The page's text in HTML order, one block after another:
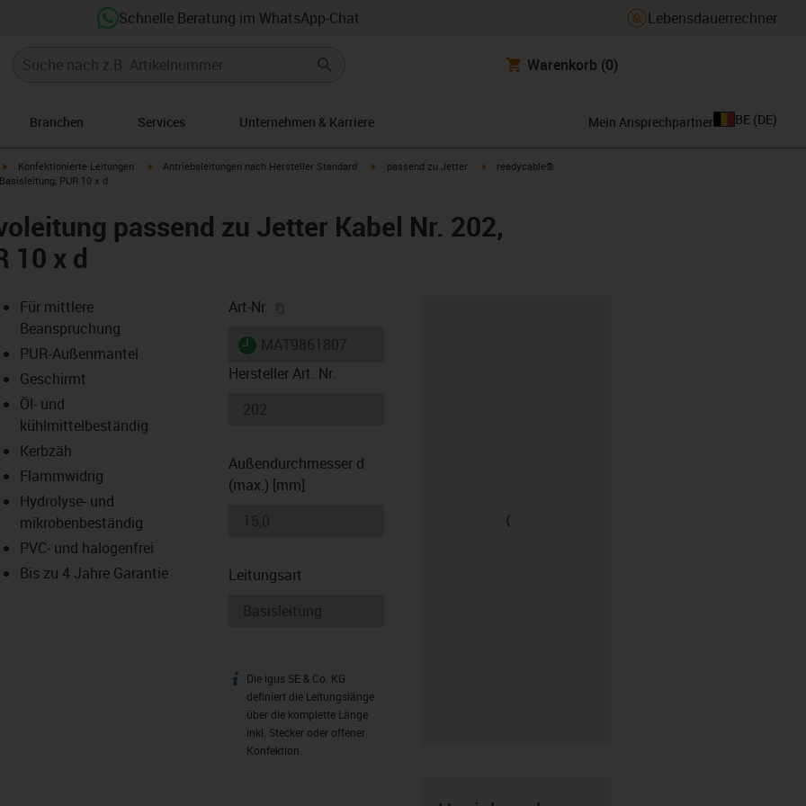
Schnelle Beratung im WhatsApp-Chat Lebensdauerrechner
Warenkorb (0)
Branchen Services Unternehmen & Karriere Mein Ansprechpartner BE (DE)
igus-icon-arrow-right
Konfektionierte Leitungen igus-icon-arrow-right
Antriebsleitungen nach Hersteller Standard igus-icon-arrow-right
passend zu Jetter igus-icon-arrow-right
readycable®
PUR 10 x d
passend zu Jetter Kabel Nr. 202,
10 x d
icon-lupe
icon-lupe
Für mittlere
Beanspruchung
PUR-Außenmantel
Geschirmt
Öl- und
kühlmittelbeständig
Kerbzäh
Flammwidrig
Hydrolyse- und
mikrobenbeständig
PVC- und halogenfrei
Bis zu 4 Jahre Garantie
Art-Nr.
igus-icon-lieferzeit
Hersteller Art. Nr.
Außendurchmesser d
(max.) [mm]
Leitungsart
igus-icon-info
Die igus SE & Co. KG
definiert die Leitungslänge
über die komplette Länge
inkl. Stecker oder offener
Konfektion.